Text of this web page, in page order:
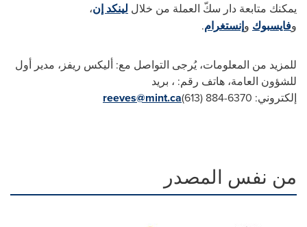
يمكنك متابعة دار سكّ العملة من خلال لينكد إن،
وفايسبوك وإنستغرام.
للمزيد من المعلومات، يُرجى التواصل مع: أليكس ريفز، مدير أول
للشؤون العامة، هاتف رقم: ، بريد
إلكتروني:
reeves@mint.ca(613) 884-6370
من نفس المصدر